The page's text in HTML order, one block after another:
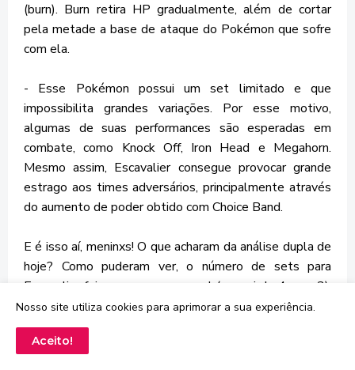
(burn). Burn retira HP gradualmente, além de cortar
pela metade a base de ataque do Pokémon que sofre
com ela.
- Esse Pokémon possui um set limitado e que
impossibilita grandes variações. Por esse motivo,
algumas de suas performances são esperadas em
combate, como Knock Off, Iron Head e Megahorn.
Mesmo assim, Escavalier consegue provocar grande
estrago aos times adversários, principalmente através
do aumento de poder obtido com Choice Band.
E é isso aí, meninxs! O que acharam da análise dupla de
hoje? Como puderam ver, o número de sets para
Escavalier foi menor que o normal (passei de 4 para 3),
mas ele é um Pokémon difícil de criar estratégias
diferentes. De toda forma, vocês usam Escavalier ou
Accelgor? Como usam? Deixem mais sets nos
Nosso site utiliza cookies para aprimorar a sua experiência.
Aceito!